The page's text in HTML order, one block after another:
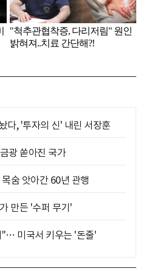
다, '투자의 신' 내린 서장훈
광 쏟아진 국가
숨 앗아간 60년 관행
만든 '수퍼 무기'
"… 미국서 키우는 '돈줄'